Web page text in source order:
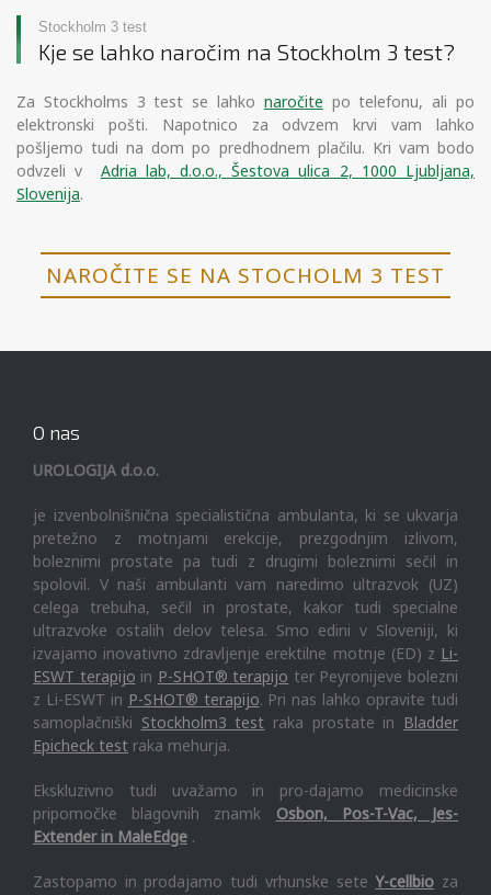
Stockholm 3 test
Kje se lahko naročim na Stockholm 3 test?
Za Stockholms 3 test se lahko naročite po telefonu, ali po
elektronski pošti. Napotnico za odvzem krvi vam lahko
pošljemo tudi na dom po predhodnem plačilu. Kri vam bodo
odvzeli v Adria lab, d.o.o., Šestova ulica 2, 1000 Ljubljana,
Slovenija.
NAROČITE SE NA STOCHOLM 3 TEST
O nas
UROLOGIJA d.o.o.
je izvenbolnišnična specialistična ambulanta, ki se ukvarja
pretežno z motnjami erekcije, prezgodnjim izlivom,
boleznimi prostate pa tudi z drugimi boleznimi sečil in
spolovil. V naši ambulanti vam naredimo ultrazvok (UZ)
celega trebuha, sečil in prostate, kakor tudi specialne
ultrazvoke ostalih delov telesa. Smo edini v Sloveniji, ki
izvajamo inovativno zdravljenje erektilne motnje (ED) z Li-
ESWT terapijo in P-SHOT® terapijo ter Peyronijeve bolezni
z Li-ESWT in P-SHOT® terapijo. Pri nas lahko opravite tudi
samoplačniški Stockholm3 test raka prostate in Bladder
Epicheck test raka mehurja.
Ekskluzivno tudi uvažamo in pro-dajamo medicinske
pripomočke blagovnih znamk Osbon, Pos-T-Vac, Jes-
Extender in MaleEdge .
Zastopamo in prodajamo tudi vrhunske seteY-cellbio za